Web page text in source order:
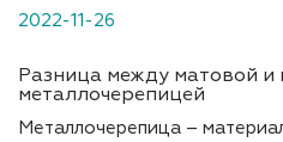
2022-11-26
Разница между матовой и
металлочерепицей
Металлочерепица –